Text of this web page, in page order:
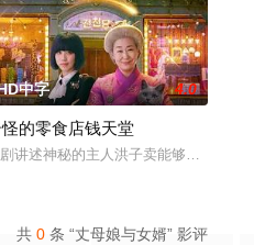
。随后一辆大卡车出现了，挡在戴维
中字 4.0
的零食店钱天堂
讲述神秘的主人洪子卖能够实现人们
共 0 条 “丈母娘与女婿” 影评